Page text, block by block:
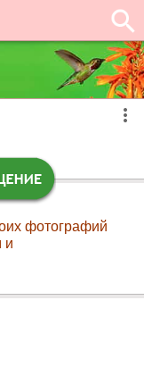
фотографий
и